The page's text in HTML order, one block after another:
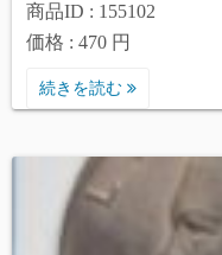
商品ID : 155102
価格 : 470 円
続きを読む